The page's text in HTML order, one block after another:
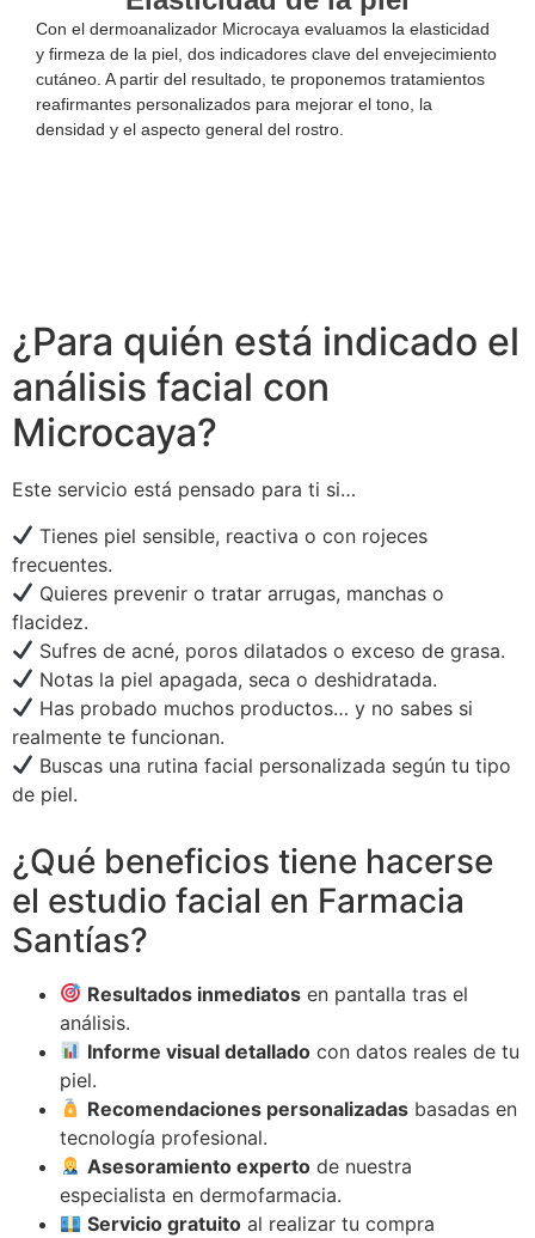
Con el dermoanalizador Microcaya evaluamos la elasticidad
y firmeza de la piel, dos indicadores clave del envejecimiento
cutáneo. A partir del resultado, te proponemos tratamientos
reafirmantes personalizados para mejorar el tono, la
densidad y el aspecto general del rostro.
¿Para quién está indicado el
análisis facial con
Microcaya?
Este servicio está pensado para ti si…
Tienes piel sensible, reactiva o con rojeces
frecuentes.
Quieres prevenir o tratar arrugas, manchas o
flacidez.
Sufres de acné, poros dilatados o exceso de grasa.
Notas la piel apagada, seca o deshidratada.
Has probado muchos productos… y no sabes si
realmente te funcionan.
Buscas una rutina facial personalizada según tu tipo
de piel.
¿Qué beneficios tiene hacerse
el estudio facial en Farmacia
Santías?
Resultados inmediatos en pantalla tras el
análisis.
Informe visual detallado con datos reales de tu
piel.
Recomendaciones personalizadas basadas en
tecnología profesional.
Asesoramiento experto de nuestra
especialista en dermofarmacia.
Servicio gratuito al realizar tu compra